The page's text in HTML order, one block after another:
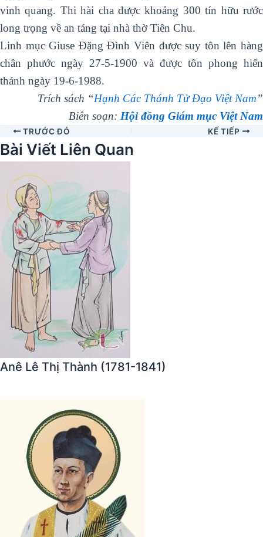
vinh quang. Thi hài cha được khoảng 300 tín hữu rước
long trọng về an táng tại nhà thờ Tiên Chu.
Linh mục Giuse Ðặng Ðình Viên được suy tôn lên hàng
chân phước ngày 27-5-1900 và được tôn phong hiển
thánh ngày 19-6-1988.
Trích sách “Hạnh Các Thánh Tử Đạo Việt Nam”
Biên soạn: Hội đồng Giám mục Việt Nam
TRƯỚC ĐÓ KẾ TIẾP
Bài Viết Liên Quan
Anê Lê Thị Thành (1781-1841)